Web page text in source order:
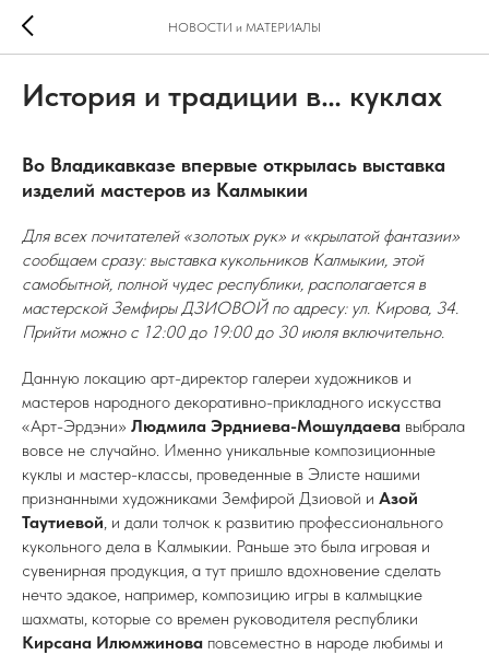
НОВОСТИ и МАТЕРИАЛЫ
История и традиции в… куклах
Во Владикавказе впервые открылась выставка
изделий мастеров из Калмыкии
Для всех почитателей «золотых рук» и «крылатой фантазии»
сообщаем сразу: выставка кукольников Калмыкии, этой
самобытной, полной чудес республики, располагается в
мастерской Земфиры ДЗИОВОЙ по адресу: ул. Кирова, 34.
Прийти можно с 12:00 до 19:00 до 30 июля включительно.
Данную локацию арт-директор галереи художников и
мастеров народного декоративно-прикладного искусства
«Арт-Эрдэни» Людмила Эрдниева-Мошулдаева выбрала
вовсе не случайно. Именно уникальные композиционные
куклы и мастер-классы, проведенные в Элисте нашими
признанными художниками Земфирой Дзиовой и Азой
Таутиевой, и дали толчок к развитию профессионального
кукольного дела в Калмыкии. Раньше это была игровая и
сувенирная продукция, а тут пришло вдохновение сделать
нечто эдакое, например, композицию игры в калмыцкие
шахматы, которые со времен руководителя республики
Кирсана Илюмжинова повсеместно в народе любимы и